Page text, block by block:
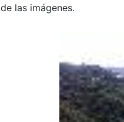
de las imágenes.